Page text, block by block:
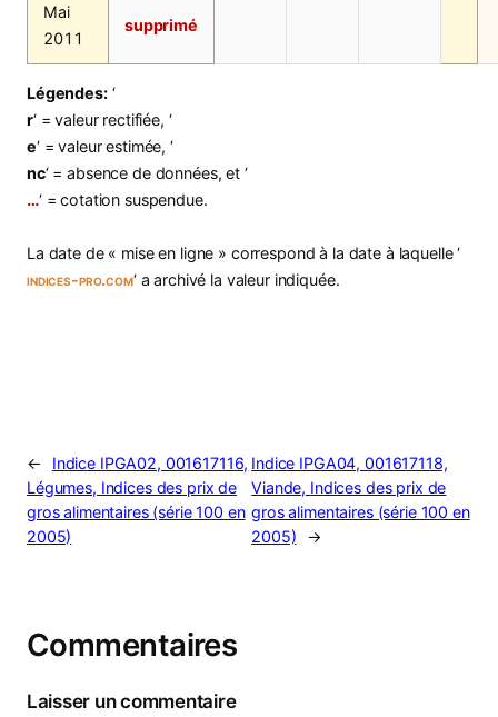
Mai
2011
supprimé
Légendes:‘
r‘ = valeur rectifiée, ‘
e‘ = valeur estimée, ‘
nc‘ = absence de données, et ‘
…‘ = cotation suspendue.
La date de « mise en ligne » correspond à la date à laquelle ‘
indices-pro.com‘ a archivé la valeur indiquée.
←
Indice IPGA02, 001617116,
Légumes, Indices des prix de
gros alimentaires (série 100 en
2005)
Indice IPGA04, 001617118,
Viande, Indices des prix de
gros alimentaires (série 100 en
2005)
→
Commentaires
Laisser un commentaire